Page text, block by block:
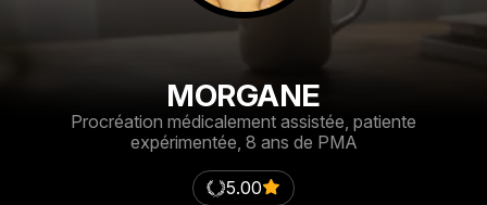
MORGANE
Procréation médicalement assistée, patiente
expérimentée, 8 ans de PMA
5.00